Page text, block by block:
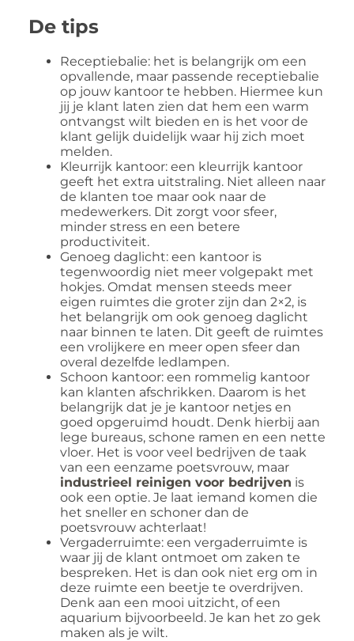
De tips
Receptiebalie: het is belangrijk om een
opvallende, maar passende receptiebalie
op jouw kantoor te hebben. Hiermee kun
jij je klant laten zien dat hem een warm
ontvangst wilt bieden en is het voor de
klant gelijk duidelijk waar hij zich moet
melden.
Kleurrijk kantoor: een kleurrijk kantoor
geeft het extra uitstraling. Niet alleen naar
de klanten toe maar ook naar de
medewerkers. Dit zorgt voor sfeer,
minder stress en een betere
productiviteit.
Genoeg daglicht: een kantoor is
tegenwoordig niet meer volgepakt met
hokjes. Omdat mensen steeds meer
eigen ruimtes die groter zijn dan 2×2, is
het belangrijk om ook genoeg daglicht
naar binnen te laten. Dit geeft de ruimtes
een vrolijkere en meer open sfeer dan
overal dezelfde ledlampen.
Schoon kantoor: een rommelig kantoor
kan klanten afschrikken. Daarom is het
belangrijk dat je je kantoor netjes en
goed opgeruimd houdt. Denk hierbij aan
lege bureaus, schone ramen en een nette
vloer. Het is voor veel bedrijven de taak
van een eenzame poetsvrouw, maar
industrieel reinigen voor bedrijven is
ook een optie. Je laat iemand komen die
het sneller en schoner dan de
poetsvrouw achterlaat!
Vergaderruimte: een vergaderruimte is
waar jij de klant ontmoet om zaken te
bespreken. Het is dan ook niet erg om in
deze ruimte een beetje te overdrijven.
Denk aan een mooi uitzicht, of een
aquarium bijvoorbeeld. Je kan het zo gek
maken als je wilt.